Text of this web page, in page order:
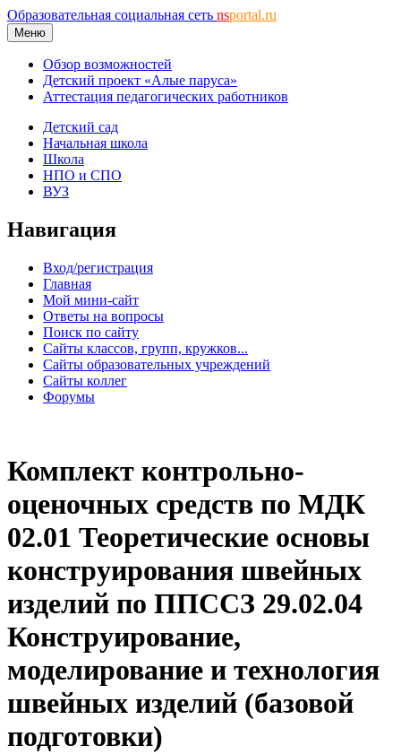
Образовательная социальная сеть nsportal.ru
Меню
Обзор возможностей
Детский проект «Алые паруса»
Аттестация педагогических работников
Детский сад
Начальная школа
Школа
НПО и СПО
ВУЗ
Навигация
Вход/регистрация
Главная
Мой мини-сайт
Ответы на вопросы
Поиск по сайту
Сайты классов, групп, кружков...
Сайты образовательных учреждений
Сайты коллег
Форумы
Комплект контрольно-
оценочных средств по МДК
02.01 Теоретические основы
конструирования швейных
изделий по ППССЗ 29.02.04
Конструирование,
моделирование и технология
швейных изделий (базовой
подготовки)